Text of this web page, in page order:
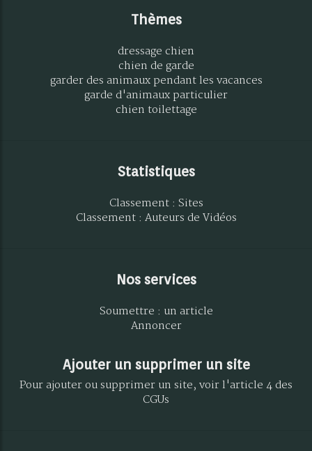
Thèmes
dressage chien
chien de garde
garder des animaux pendant les vacances
garde d'animaux particulier
chien toilettage
Statistiques
Classement : Sites
Classement : Auteurs de Vidéos
Nos services
Soumettre : un article
Annoncer
Ajouter un supprimer un site
Pour ajouter ou supprimer un site, voir l'article 4 des
CGUs